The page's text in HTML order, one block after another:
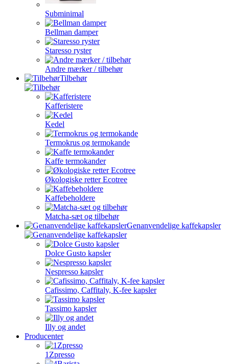
Subminimal
Bellman damper
Staresso ryster
Andre mærker / tilbehør
Tilbehør
Kafferistere
Kedel
Termokrus og termokande
Kaffe termokander
Økologiske retter Ecotree
Kaffebeholdere
Matcha-sæt og tilbehør
Genanvendelige kaffekapsler
Dolce Gusto kapsler
Nespresso kapsler
Cafissimo, Caffitaly, K-fee kapsler
Tassimo kapsler
Illy og andet
Producenter
1Zpresso